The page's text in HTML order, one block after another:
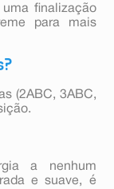
finalização
para mais
(2ABC, 3ABC,
a nenhum
e suave, é